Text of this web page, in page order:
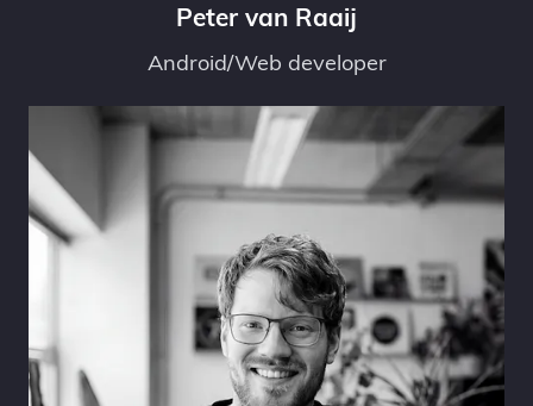
Peter van Raaij
Android/Web developer